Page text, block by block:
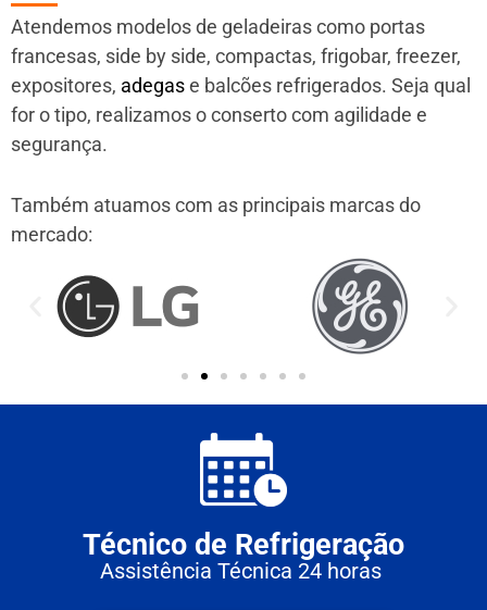
Atendemos modelos de geladeiras como portas
francesas, side by side, compactas, frigobar, freezer,
expositores, adegase balcões refrigerados. Seja qual
for o tipo, realizamos o conserto com agilidade e
segurança.
Também atuamos com as principais marcas do
mercado:
Técnico de Refrigeração
Assistência Técnica 24 horas